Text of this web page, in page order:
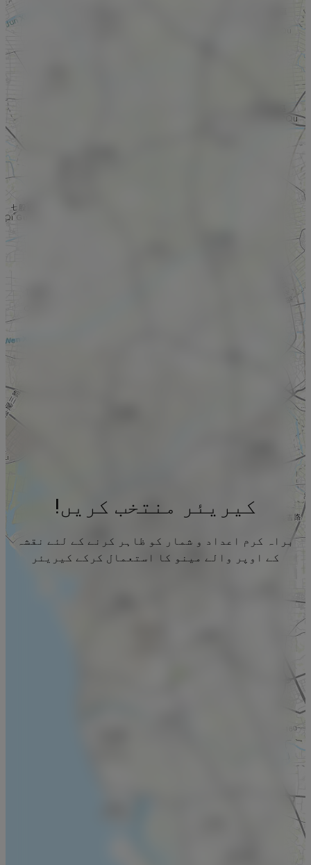
کیریئر منتخب کریں!
براہ کرم اعداد و شمار کو ظاہر کرنے کے لئے نقشہ
کے اوپر والے مینو کا استعمال کرکے کیریئر